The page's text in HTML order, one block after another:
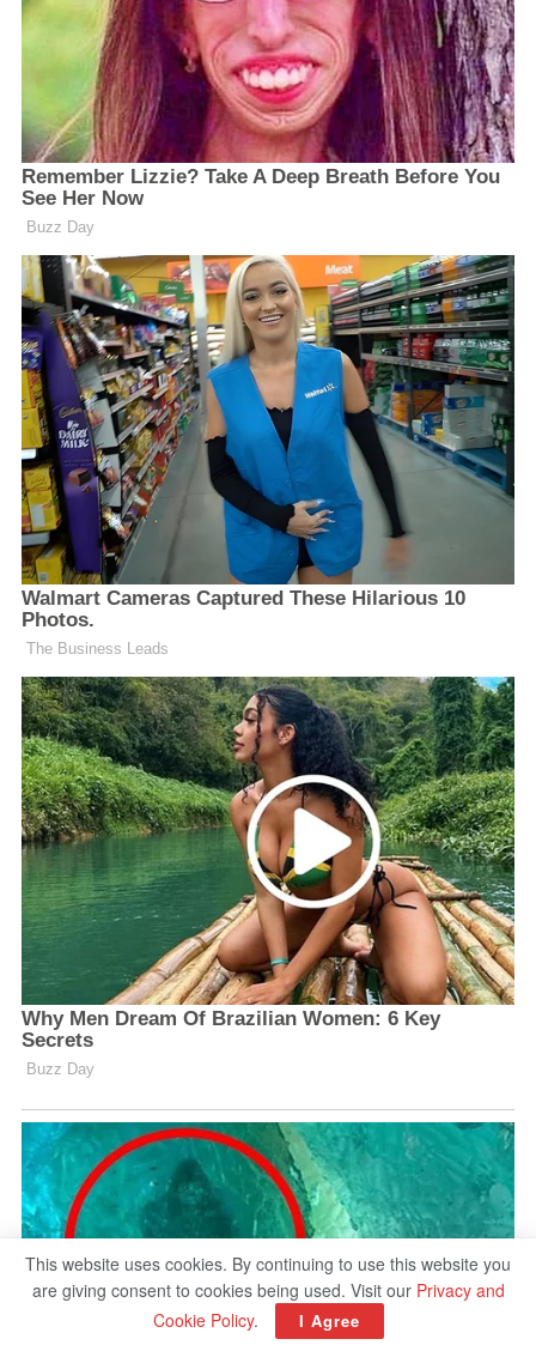
This website uses cookies. By continuing to use this website you
are giving consent to cookies being used. Visit our Privacy and
Cookie Policy. I Agree